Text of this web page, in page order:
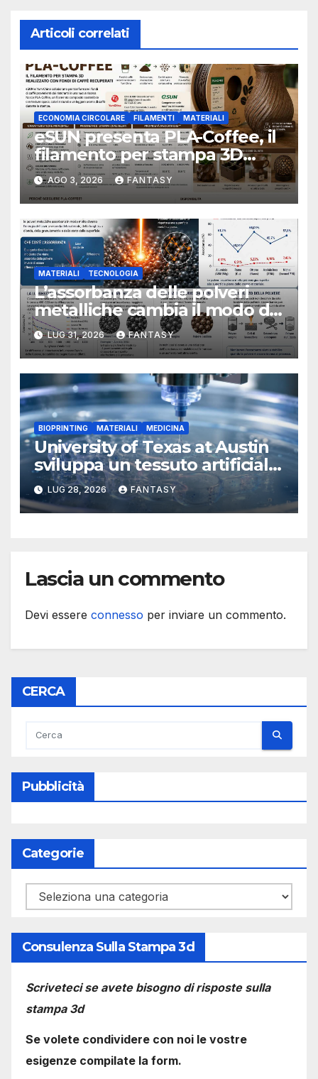
Articoli correlati
ECONOMIA CIRCOLARE FILAMENTI MATERIALI
eSUN presenta PLA-Coffee, il
filamento per stampa 3D
sviluppato con fondi di caffè
recuperati
AGO 3, 2026 FANTASY
MATERIALI TECNOLOGIA
L’assorbanza delle polveri
metalliche cambia il modo di
interpretare la fusione laser
LUG 31, 2026 FANTASY
BIOPRINTING MATERIALI MEDICINA
University of Texas at Austin
sviluppa un tessuto artificiale
stampabile in 3D che imita le
membrane dei tessuti
LUG 28, 2026 FANTASY
Lascia un commento
Devi essere connesso per inviare un commento.
CERCA
Pubblicità
Categorie
Categorie
Consulenza Sulla Stampa 3d
Scriveteci se avete bisogno di risposte sulla
stampa 3d
Se volete condividere con noi le vostre
esigenze compilate la form.